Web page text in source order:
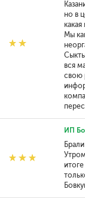
но в
Мы
вся
свою
ИП